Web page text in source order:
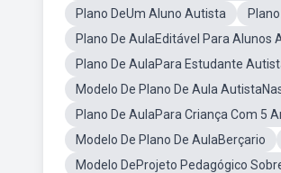
Plano DeUm Aluno Autista
Plano De AulaEditável Para Alunos
Plano De AulaPara Estudante
Modelo De Plano De Aula
Plano De AulaPara Criança Com 5
Modelo De Plano De AulaBerçario
Modelo DeProjeto Pedagógico